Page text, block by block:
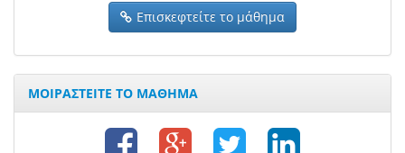
Επισκεφτείτε το μάθημα
ΜΟΙΡΑΣΤΕΙΤΕ ΤΟ ΜΑΘΗΜΑ